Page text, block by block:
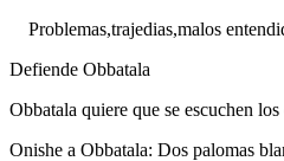
Problemas,trajedias,malos
Defiende Obbatala
Obbatala quiere que se escuchen
Onishe a Obbatala: Dos palomas